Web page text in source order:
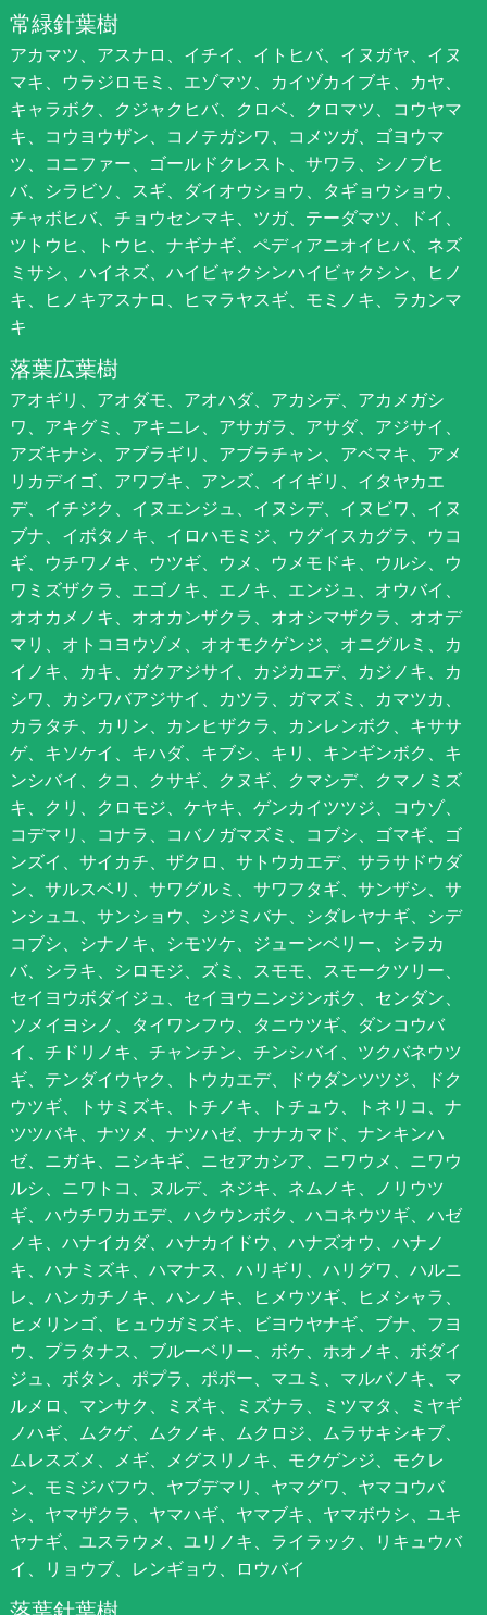
常緑針葉樹
アカマツ、アスナロ、イチイ、イトヒバ、イヌガヤ、イヌ
マキ、ウラジロモミ、エゾマツ、カイヅカイブキ、カヤ、
キャラボク、クジャクヒバ、クロベ、クロマツ、コウヤマ
キ、コウヨウザン、コノテガシワ、コメツガ、ゴヨウマ
ツ、コニファー、ゴールドクレスト、サワラ、シノブヒ
バ、シラビソ、スギ、ダイオウショウ、タギョウショウ、
チャボヒバ、チョウセンマキ、ツガ、テーダマツ、ドイ、
ツトウヒ、トウヒ、ナギナギ、ペディアニオイヒバ、ネズ
ミサシ、ハイネズ、ハイビャクシンハイビャクシン、ヒノ
キ、ヒノキアスナロ、ヒマラヤスギ、モミノキ、ラカンマ
キ
落葉広葉樹
アオギリ、アオダモ、アオハダ、アカシデ、アカメガシ
ワ、アキグミ、アキニレ、アサガラ、アサダ、アジサイ、
アズキナシ、アブラギリ、アブラチャン、アベマキ、アメ
リカデイゴ、アワブキ、アンズ、イイギリ、イタヤカエ
デ、イチジク、イヌエンジュ、イヌシデ、イヌビワ、イヌ
ブナ、イボタノキ、イロハモミジ、ウグイスカグラ、ウコ
ギ、ウチワノキ、ウツギ、ウメ、ウメモドキ、ウルシ、ウ
ワミズザクラ、エゴノキ、エノキ、エンジュ、オウバイ、
オオカメノキ、オオカンザクラ、オオシマザクラ、オオデ
マリ、オトコヨウゾメ、オオモクゲンジ、オニグルミ、カ
イノキ、カキ、ガクアジサイ、カジカエデ、カジノキ、カ
シワ、カシワバアジサイ、カツラ、ガマズミ、カマツカ、
カラタチ、カリン、カンヒザクラ、カンレンボク、キササ
ゲ、キソケイ、キハダ、キブシ、キリ、キンギンボク、キ
ンシバイ、クコ、クサギ、クヌギ、クマシデ、クマノミズ
キ、クリ、クロモジ、ケヤキ、ゲンカイツツジ、コウゾ、
コデマリ、コナラ、コバノガマズミ、コブシ、ゴマギ、ゴ
ンズイ、サイカチ、ザクロ、サトウカエデ、サラサドウダ
ン、サルスベリ、サワグルミ、サワフタギ、サンザシ、サ
ンシュユ、サンショウ、シジミバナ、シダレヤナギ、シデ
コブシ、シナノキ、シモツケ、ジューンベリー、シラカ
バ、シラキ、シロモジ、ズミ、スモモ、スモークツリー、
セイヨウボダイジュ、セイヨウニンジンボク、センダン、
ソメイヨシノ、タイワンフウ、タニウツギ、ダンコウバ
イ、チドリノキ、チャンチン、チンシバイ、ツクバネウツ
ギ、テンダイウヤク、トウカエデ、ドウダンツツジ、ドク
ウツギ、トサミズキ、トチノキ、トチュウ、トネリコ、ナ
ツツバキ、ナツメ、ナツハゼ、ナナカマド、ナンキンハ
ゼ、ニガキ、ニシキギ、ニセアカシア、ニワウメ、ニワウ
ルシ、ニワトコ、ヌルデ、ネジキ、ネムノキ、ノリウツ
ギ、ハウチワカエデ、ハクウンボク、ハコネウツギ、ハゼ
ノキ、ハナイカダ、ハナカイドウ、ハナズオウ、ハナノ
キ、ハナミズキ、ハマナス、ハリギリ、ハリグワ、ハルニ
レ、ハンカチノキ、ハンノキ、ヒメウツギ、ヒメシャラ、
ヒメリンゴ、ヒュウガミズキ、ビヨウヤナギ、ブナ、フヨ
ウ、プラタナス、ブルーベリー、ボケ、ホオノキ、ボダイ
ジュ、ボタン、ポプラ、ポポー、マユミ、マルバノキ、マ
ルメロ、マンサク、ミズキ、ミズナラ、ミツマタ、ミヤギ
ノハギ、ムクゲ、ムクノキ、ムクロジ、ムラサキシキブ、
ムレスズメ、メギ、メグスリノキ、モクゲンジ、モクレ
ン、モミジバフウ、ヤブデマリ、ヤマグワ、ヤマコウバ
シ、ヤマザクラ、ヤマハギ、ヤマブキ、ヤマボウシ、ユキ
ヤナギ、ユスラウメ、ユリノキ、ライラック、リキュウバ
イ、リョウブ、レンギョウ、ロウバイ